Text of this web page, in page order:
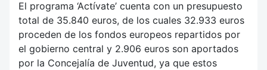
El programa ‘Actívate’ cuenta con un presupuesto
total de 35.840 euros, de los cuales 32.933 euros
proceden de los fondos europeos repartidos por
el gobierno central y 2.906 euros son aportados
por la Concejalía de Juventud, ya que estos